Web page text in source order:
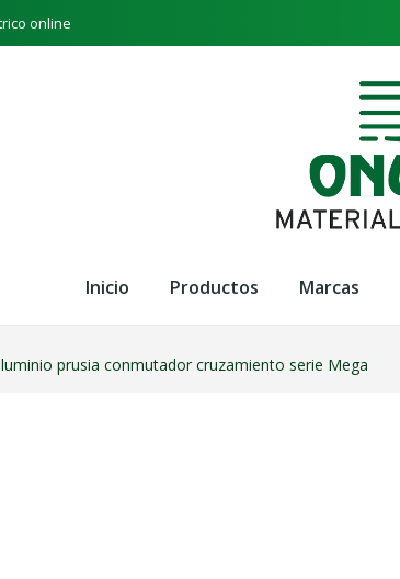
online
Inicio Productos Marcas
prusia conmutador cruzamiento serie Mega